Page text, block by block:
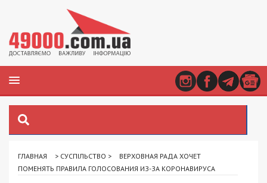
ГЛАВНАЯ > СУСПІЛЬСТВО >
ВЕРХОВНАЯ РАДА ХОЧЕТ
ПОМЕНЯТЬ ПРАВИЛА ГОЛОСОВАНИЯ ИЗ-ЗА КОРОНАВИРУСА